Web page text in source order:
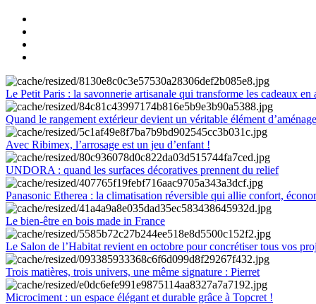
Le Petit Paris : la savonnerie artisanale qui transforme les cadeaux en
Quand le rangement extérieur devient un véritable élément
Avec Ribimex, l’arrosage est un jeu d’enfant !
UNDORA : quand les surfaces décoratives prennent du relief
Panasonic Etherea : la climatisation réversible qui allie confort,
Le bien-être en bois made in France
Le Salon de l’Habitat revient en octobre pour concrétiser tous vos
Trois matières, trois univers, une même signature : Pierret
Microciment : un espace élégant et durable grâce à Topcret !